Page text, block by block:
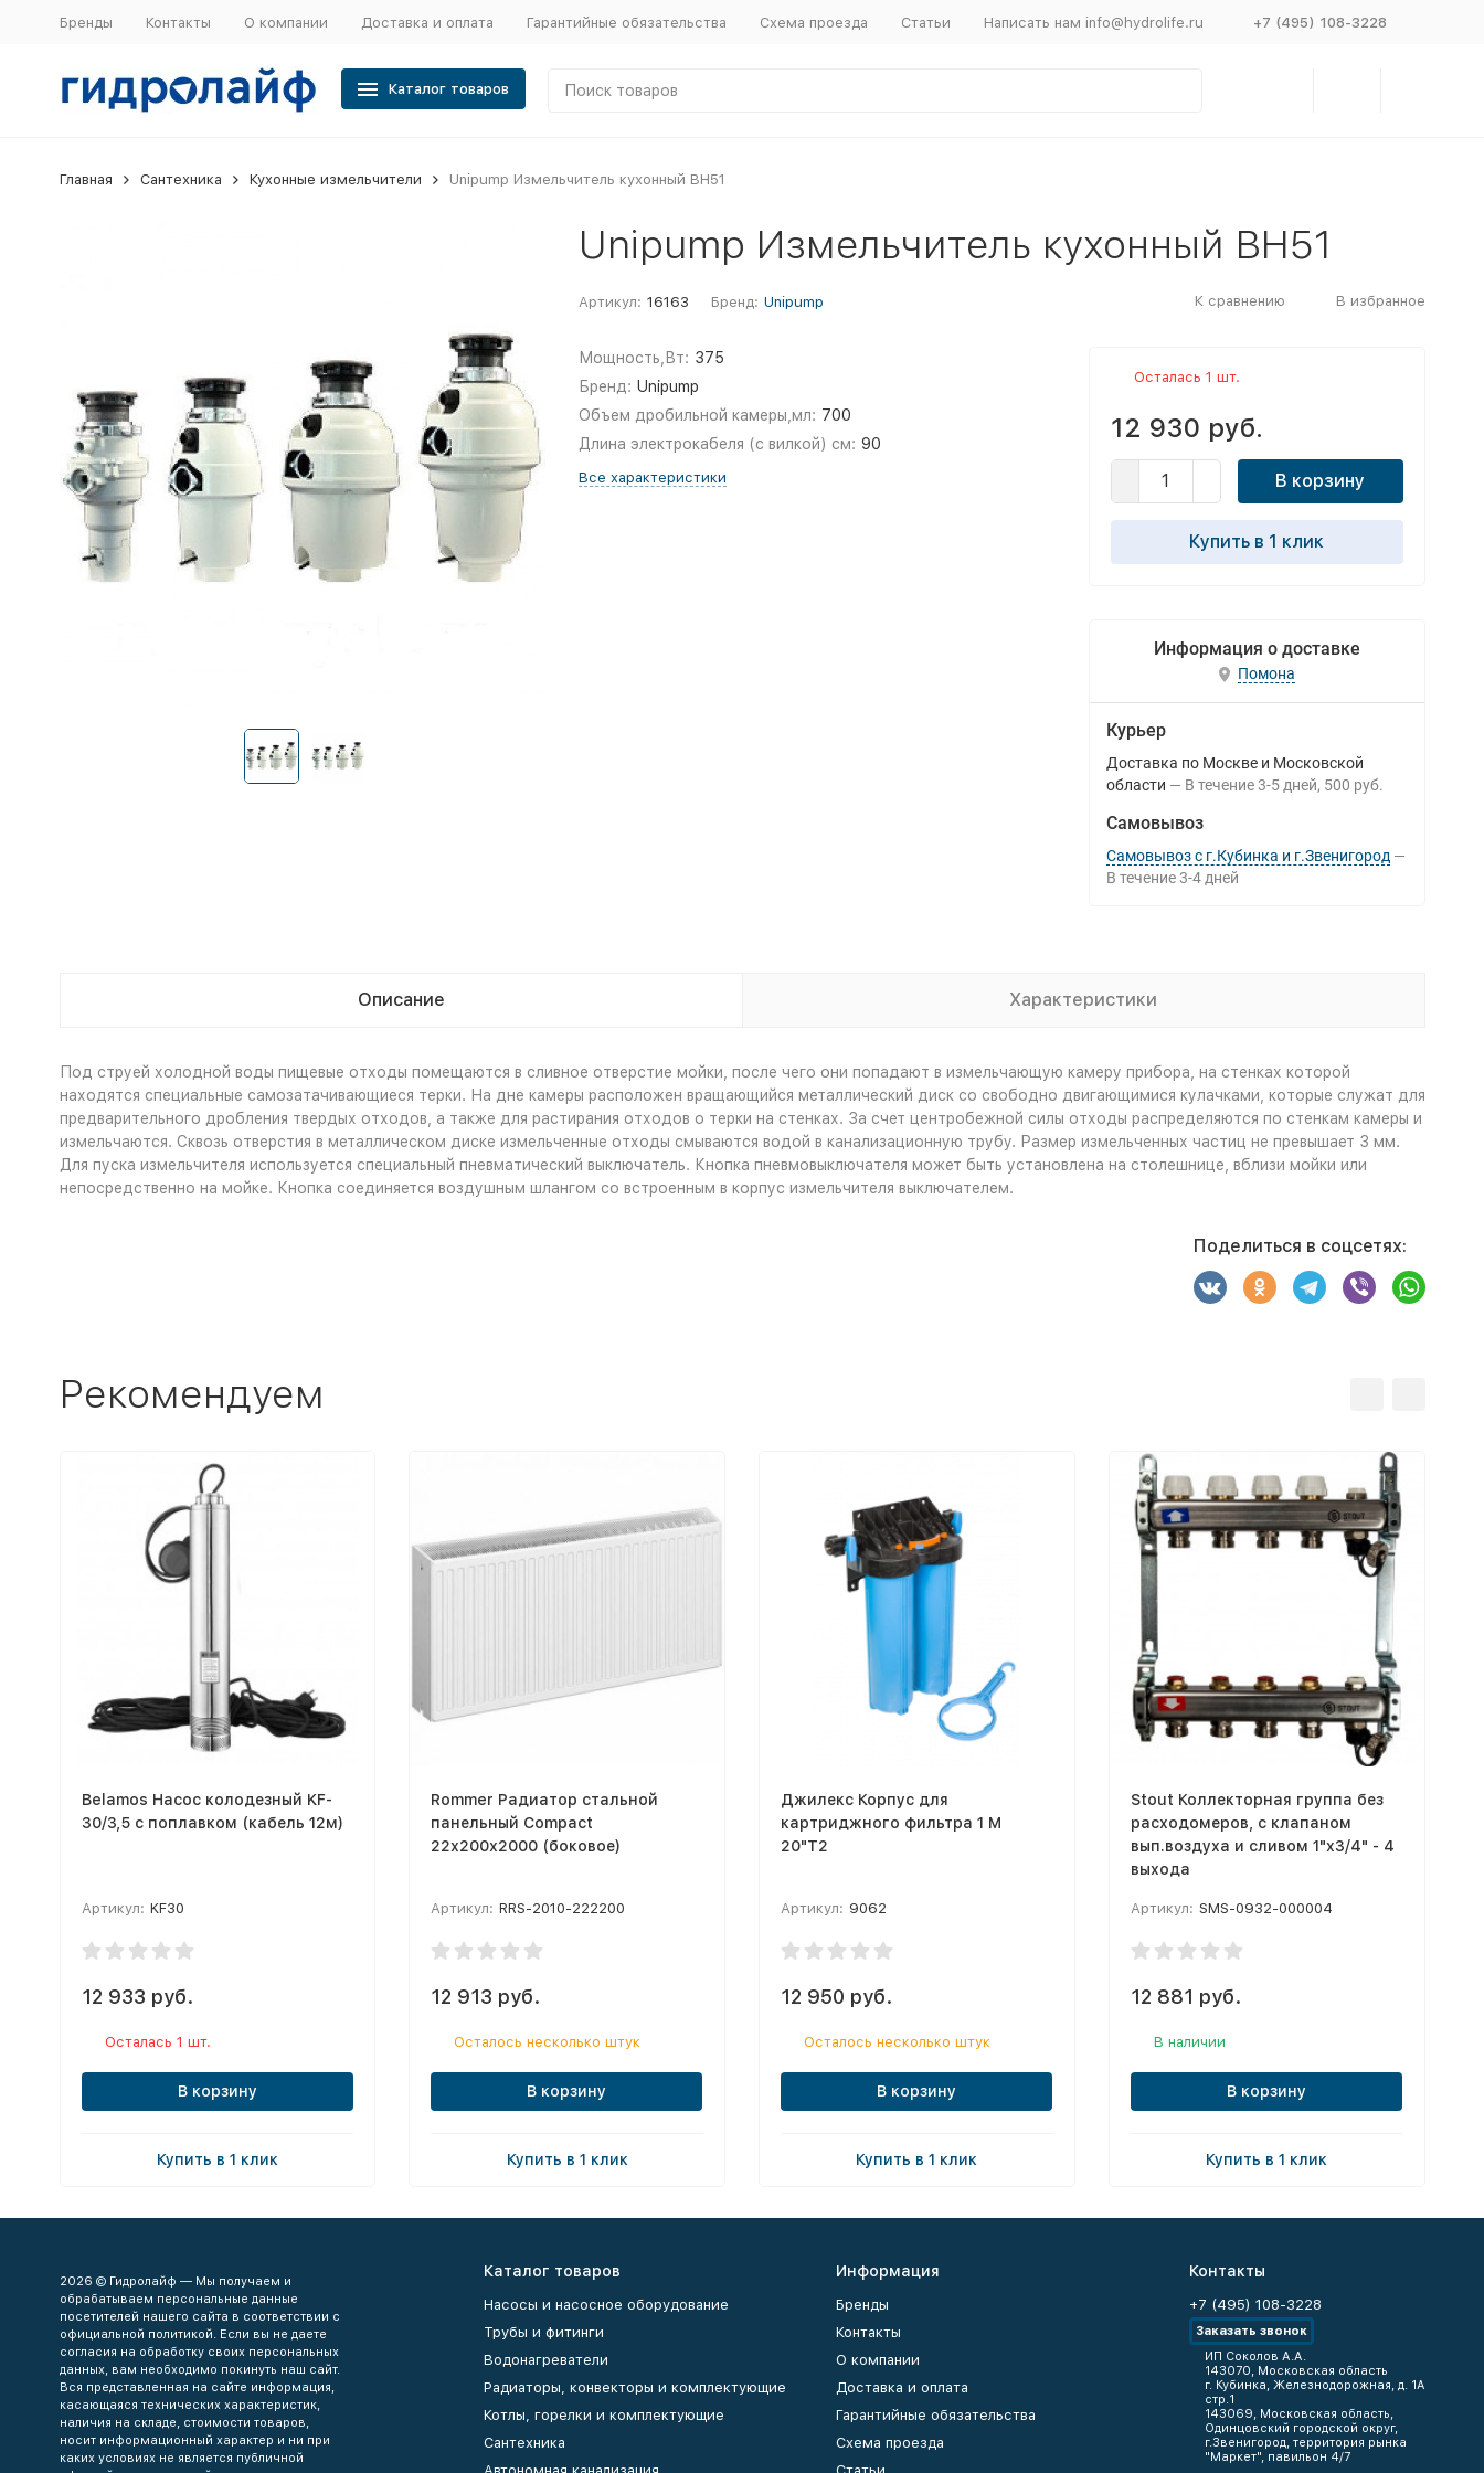
Бренды Контакты О компании Доставка и оплата Гарантийные обязательства Схема проезда Статьи Написать нам info@hydrolife.ru +7 (495) 108-3228
Каталог товаров
Главная Сантехника Кухонные измельчители Unipump Измельчитель кухонный ВН51
Unipump Измельчитель кухонный ВН51
Артикул: 16163 Бренд: Unipump К сравнению В избранное
Мощность,Вт: 375
Бренд: Unipump
Объем дробильной камеры,мл: 700
Длина электрокабеля (с вилкой) см: 90
Все характеристики
Осталась 1 шт.
12 930 руб.
В корзину
Купить в 1 клик
Информация о доставке
Помона
Курьер
Доставка по Москве и Московской
области
В течение 3-5 дней 500 руб.
Самовывоз
Самовывоз с г.Кубинка и г.Звенигород
В течение 3-4 дней
Описание Характеристики
Под струей холодной воды пищевые отходы помещаются в сливное отверстие мойки, после чего они попадают в измельчающую камеру прибора, на стенках которой
находятся специальные самозатачивающиеся терки. На дне камеры расположен вращающийся металлический диск со свободно двигающимися кулачками, которые служат для
предварительного дробления твердых отходов, а также для растирания отходов о терки на стенках. За счет центробежной силы отходы распределяются по стенкам камеры и
измельчаются. Сквозь отверстия в металлическом диске измельченные отходы смываются водой в канализационную трубу. Размер измельченных частиц не превышает 3 мм.
Для пуска измельчителя используется специальный пневматический выключатель. Кнопка пневмовыключателя может быть установлена на столешнице, вблизи мойки или
непосредственно на мойке. Кнопка соединяется воздушным шлангом со встроенным в корпус измельчителя выключателем.
Поделиться в соцсетях:
Рекомендуем
Belamos Насос колодезный KF-
30/3,5 с поплавком (кабель 12м)
Артикул: KF30
12 933 руб.
Осталась 1 шт.
В корзину
Купить в 1 клик
Rommer Радиатор стальной
панельный Compact
22х200х2000 (боковое)
Артикул: RRS-2010-222200
12 913 руб.
Осталось несколько штук
В корзину
Купить в 1 клик
Джилекс Корпус для
картриджного фильтра 1 М
20"Т2
Артикул: 9062
12 950 руб.
Осталось несколько штук
В корзину
Купить в 1 клик
Stout Коллекторная группа без
расходомеров, с клапаном
вып.воздуха и сливом 1"x3/4" - 4
выхода
Артикул: SMS-0932-000004
12 881 руб.
В наличии
В корзину
Купить в 1 клик
2026 © Гидролайф — Мы получаем и
обрабатываем персональные данные
посетителей нашего сайта в соответствии с
официальной политикой. Если вы не даете
согласия на обработку своих персональных
данных, вам необходимо покинуть наш сайт.
Вся представленная на сайте информация,
касающаяся технических характеристик,
наличия на складе, стоимости товаров,
носит информационный характер и ни при
каких условиях не является публичной
Каталог товаров
Насосы и насосное оборудование
Трубы и фитинги
Водонагреватели
Радиаторы, конвекторы и комплектующие
Котлы, горелки и комплектующие
Сантехника
Информация
Бренды
Контакты
О компании
Доставка и оплата
Гарантийные обязательства
Схема проезда
Контакты
+7 (495) 108-3228
Заказать звонок
ИП Соколов А.А.
143070, Московская область
г. Кубинка, Железнодорожная, д. 1А
стр.1
143069, Московская область,
Одинцовский городской округ,
г.Звенигород, территория рынка
"Маркет", павильон 4/7